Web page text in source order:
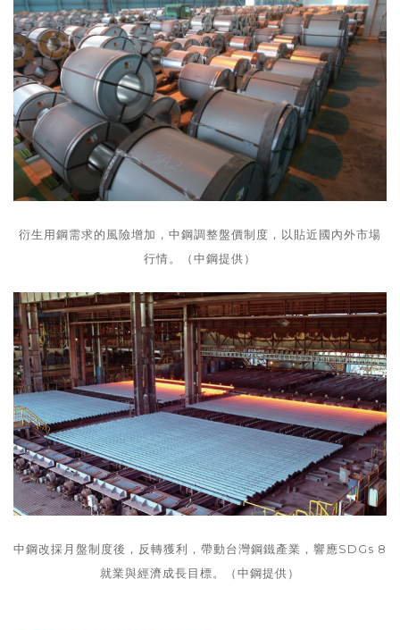
衍生用鋼需求的風險增加，中鋼調整盤價制度，以貼近國內外市場
行情。（中鋼提供）
中鋼改採月盤制度後，反轉獲利，帶動台灣鋼鐵產業，響應SDGs 8
就業與經濟成長目標。（中鋼提供）